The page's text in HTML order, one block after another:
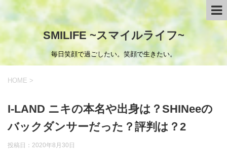
SMILIFE ~スマイルライフ~
毎日笑顔で過ごしたい。笑顔で生きたい。
HOME >
I-LAND ニキの本名や出身は？SHINeeの
バックダンサーだった？評判は？2
投稿日： 2020年8月30日